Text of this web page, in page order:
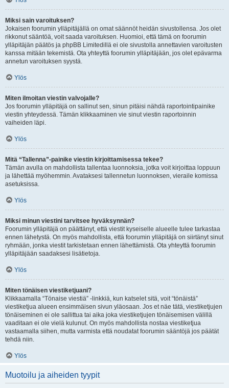
Miksi sain varoituksen?
Jokaisen foorumin ylläpitäjällä on omat säännöt heidän sivustollensa. Jos olet
rikkonut sääntöä, voit saada varoituksen. Huomioi, että tämä on foorumin
ylläpitäjän päätös ja phpBB Limitedillä ei ole sivustolla annettavien varoitusten
kanssa mitään tekemistä. Ota yhteyttä foorumin ylläpitäjään, jos olet epävarma
annetun varoituksen syystä.
Ylös
Miten ilmoitan viestin valvojalle?
Jos foorumin ylläpitäjä on sallinut sen, sinun pitäisi nähdä raportointipainike
viestin yhteydessä. Tämän klikkaaminen vie sinut viestin raportoinnin
vaiheiden läpi.
Ylös
Mitä “Tallenna”-painike viestin kirjoittamisessa tekee?
Tämän avulla on mahdollista tallentaa luonnoksia, jotka voit kirjoittaa loppuun
ja lähettää myöhemmin. Avataksesi tallennetun luonnoksen, vieraile komissa
asetuksissa.
Ylös
Miksi minun viestini tarvitsee hyväksynnän?
Foorumin ylläpitäjä on päättänyt, että viestit kyseiselle alueelle tulee tarkastaa
ennen lähetystä. On myös mahdollista, että foorumin ylläpitäjä on siirtänyt sinut
ryhmään, jonka viestit tarkistetaan ennen lähettämistä. Ota yhteyttä foorumin
ylläpitäjään saadaksesi lisätietoja.
Ylös
Miten tönäisen viestiketjuani?
Klikkaamalla “Tönaise viestiä” -linkkiä, kun katselet sitä, voit “tönäistä”
viestiketjua alueen ensimmäisen sivun yläosaan. Jos et näe tätä, viestiketjujen
tönäiseminen ei ole sallittua tai aika joka viestiketjujen tönäisemisen välillä
vaaditaan ei ole vielä kulunut. On myös mahdollista nostaa viestiketjua
vastaamalla siihen, mutta varmista että noudatat foorumin sääntöjä jos päätät
tehdä niin.
Ylös
Muotoilu ja aiheiden tyypit